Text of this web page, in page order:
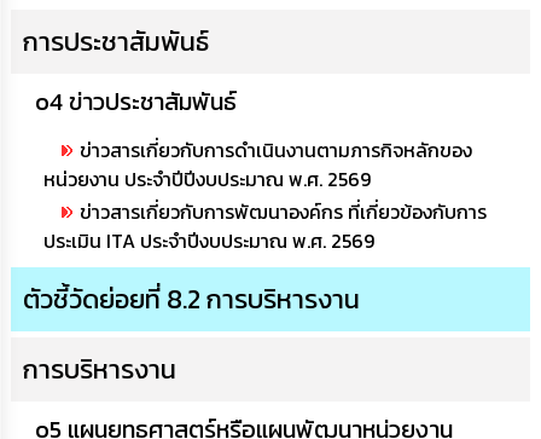
Service
กิจการ
กิจการ
สภา
ท้อง
ถิ่น
จัดการ
การประชาสัมพันธ์
o4 ข่าวประชาสัมพันธ์
ข่าวสารเกี่ยวกับการดำเนินงานตามภารกิจหลักของ
หน่วยงาน ประจำปีปีงบประมาณ พ.ศ. 2569
ข่าวสารเกี่ยวกับการพัฒนาองค์กร ที่เกี่ยวข้องกับการ
ประเมิน ITA ประจำปีงบประมาณ พ.ศ. 2569
ตัวชี้วัดย่อยที่ 8.2 การบริหารงาน
การบริหารงาน
o5 แผนยุทธศาสตร์หรือแผนพัฒนาหน่วยงาน